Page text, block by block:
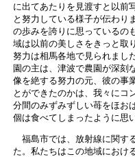
に出てあたりを見渡すと以前
と努力している様子が伝わり
の歩みを誇りに思っているの
域は以前の美しさをきっと取
努力は相馬各地で見られまし
園の主は、津波で農園が深刻
像を絶する努力の元、彼の事
とができたのかは、我々にコ
分間のみずみずしい苺をほお
個は食べてしまったように思
福島市では、放射線に関す
た。私たちはこの地域におけ